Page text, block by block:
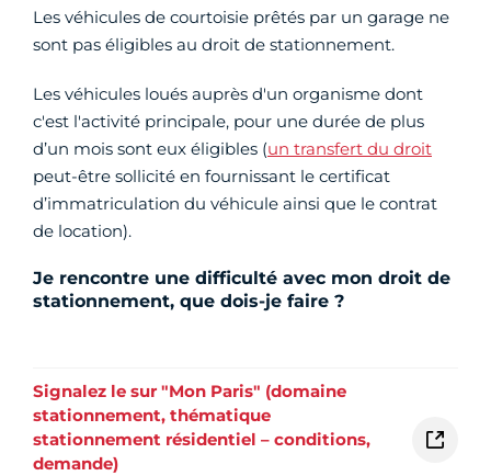
Les véhicules de courtoisie prêtés par un garage ne
sont pas éligibles au droit de stationnement.
Les véhicules loués auprès d'un organisme dont
c'est l'activité principale, pour une durée de plus
d’un mois sont eux éligibles (un transfert du droit
peut-être sollicité en fournissant le certificat
d’immatriculation du véhicule ainsi que le contrat
de location).
Je rencontre une difficulté avec mon droit de
stationnement, que dois-je faire ?
Signalez le sur "Mon Paris" (domaine
stationnement, thématique
stationnement résidentiel – conditions,
demande)